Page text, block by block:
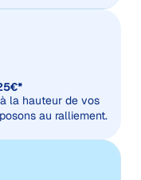
la hauteur de vos
au ralliement.